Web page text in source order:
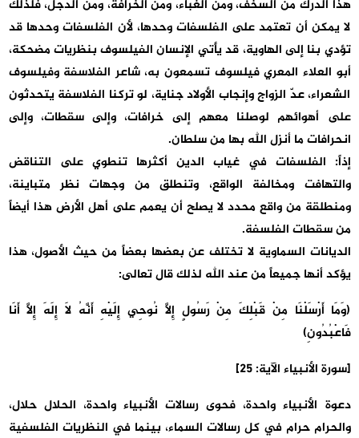
هذا الدرك من السخف، ومن الغباء، ومن الخرافة، ومن الدجل، فلذلك
لا يمكن أن تعتمد على الفلسفات وحدها، لأن الفلسفات وحدها قد
تؤدي بنا إلى الهاوية، قد يأتي الإنسان الفيلسوف بنظريات مضحكة،
أبو العلاء المعري فيلسوف تسمعون به، شاعر الفلاسفة وفيلسوف
الشعراء، عدّ الزواج وإنجاب الأولاد جناية، لو تركنا الفلاسفة يتحدثون
على أهوائهم لوصلنا معهم إلى خرافات، وإلى سقطات، وإلى
انحرافات ما أنزل الله بها من سلطان.
إذاً: الفلسفات في غياب الدين أكثرها تنطوي على التناقض
والتهافت ومخالفة الواقع، وتنطلق من وجهات نظر متباينة،
ومنطلقة من واقع محدد لا يصلح أن يعمم على أهل الأرض هذا أيضاً
من سقطات الفلسفة.
الديانات السماوية لا تختلف عن بعضها بعضاً من حيث الأصول، هذا
يؤكد أنها جميعاً من عند الله لذلك قال تعالى:
(وَمَا أَرْسَلْنَا مِنْ قَبْلِكَ مِنْ رَسُولٍ إِلَّا نُوحِي إِلَيْهِ أَنَّهُ لَا إِلَهَ إِلَّا أَنَا
فَاعْبُدُونِ)
[سورة الأنبياء الآية: 25]
دعوة الأنبياء واحدة، فحوى رسالات الأنبياء واحدة، الحلال حلال،
والحرام حرام في كل رسالات السماء، بينما في النظريات الفلسفية